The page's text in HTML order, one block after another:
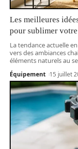
Les meilleures
pour sublimer
La tendance actuelle
vers des ambiances
éléments naturels au
Équipement 15 juillet